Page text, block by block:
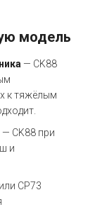
модель
— CK88
к тяжёлым
— CK88 при
и
CP73